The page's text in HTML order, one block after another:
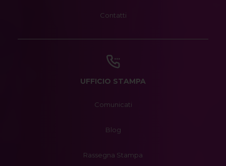
Contatti
UFFICIO STAMPA
Comunicati
Blog
Rassegna Stampa